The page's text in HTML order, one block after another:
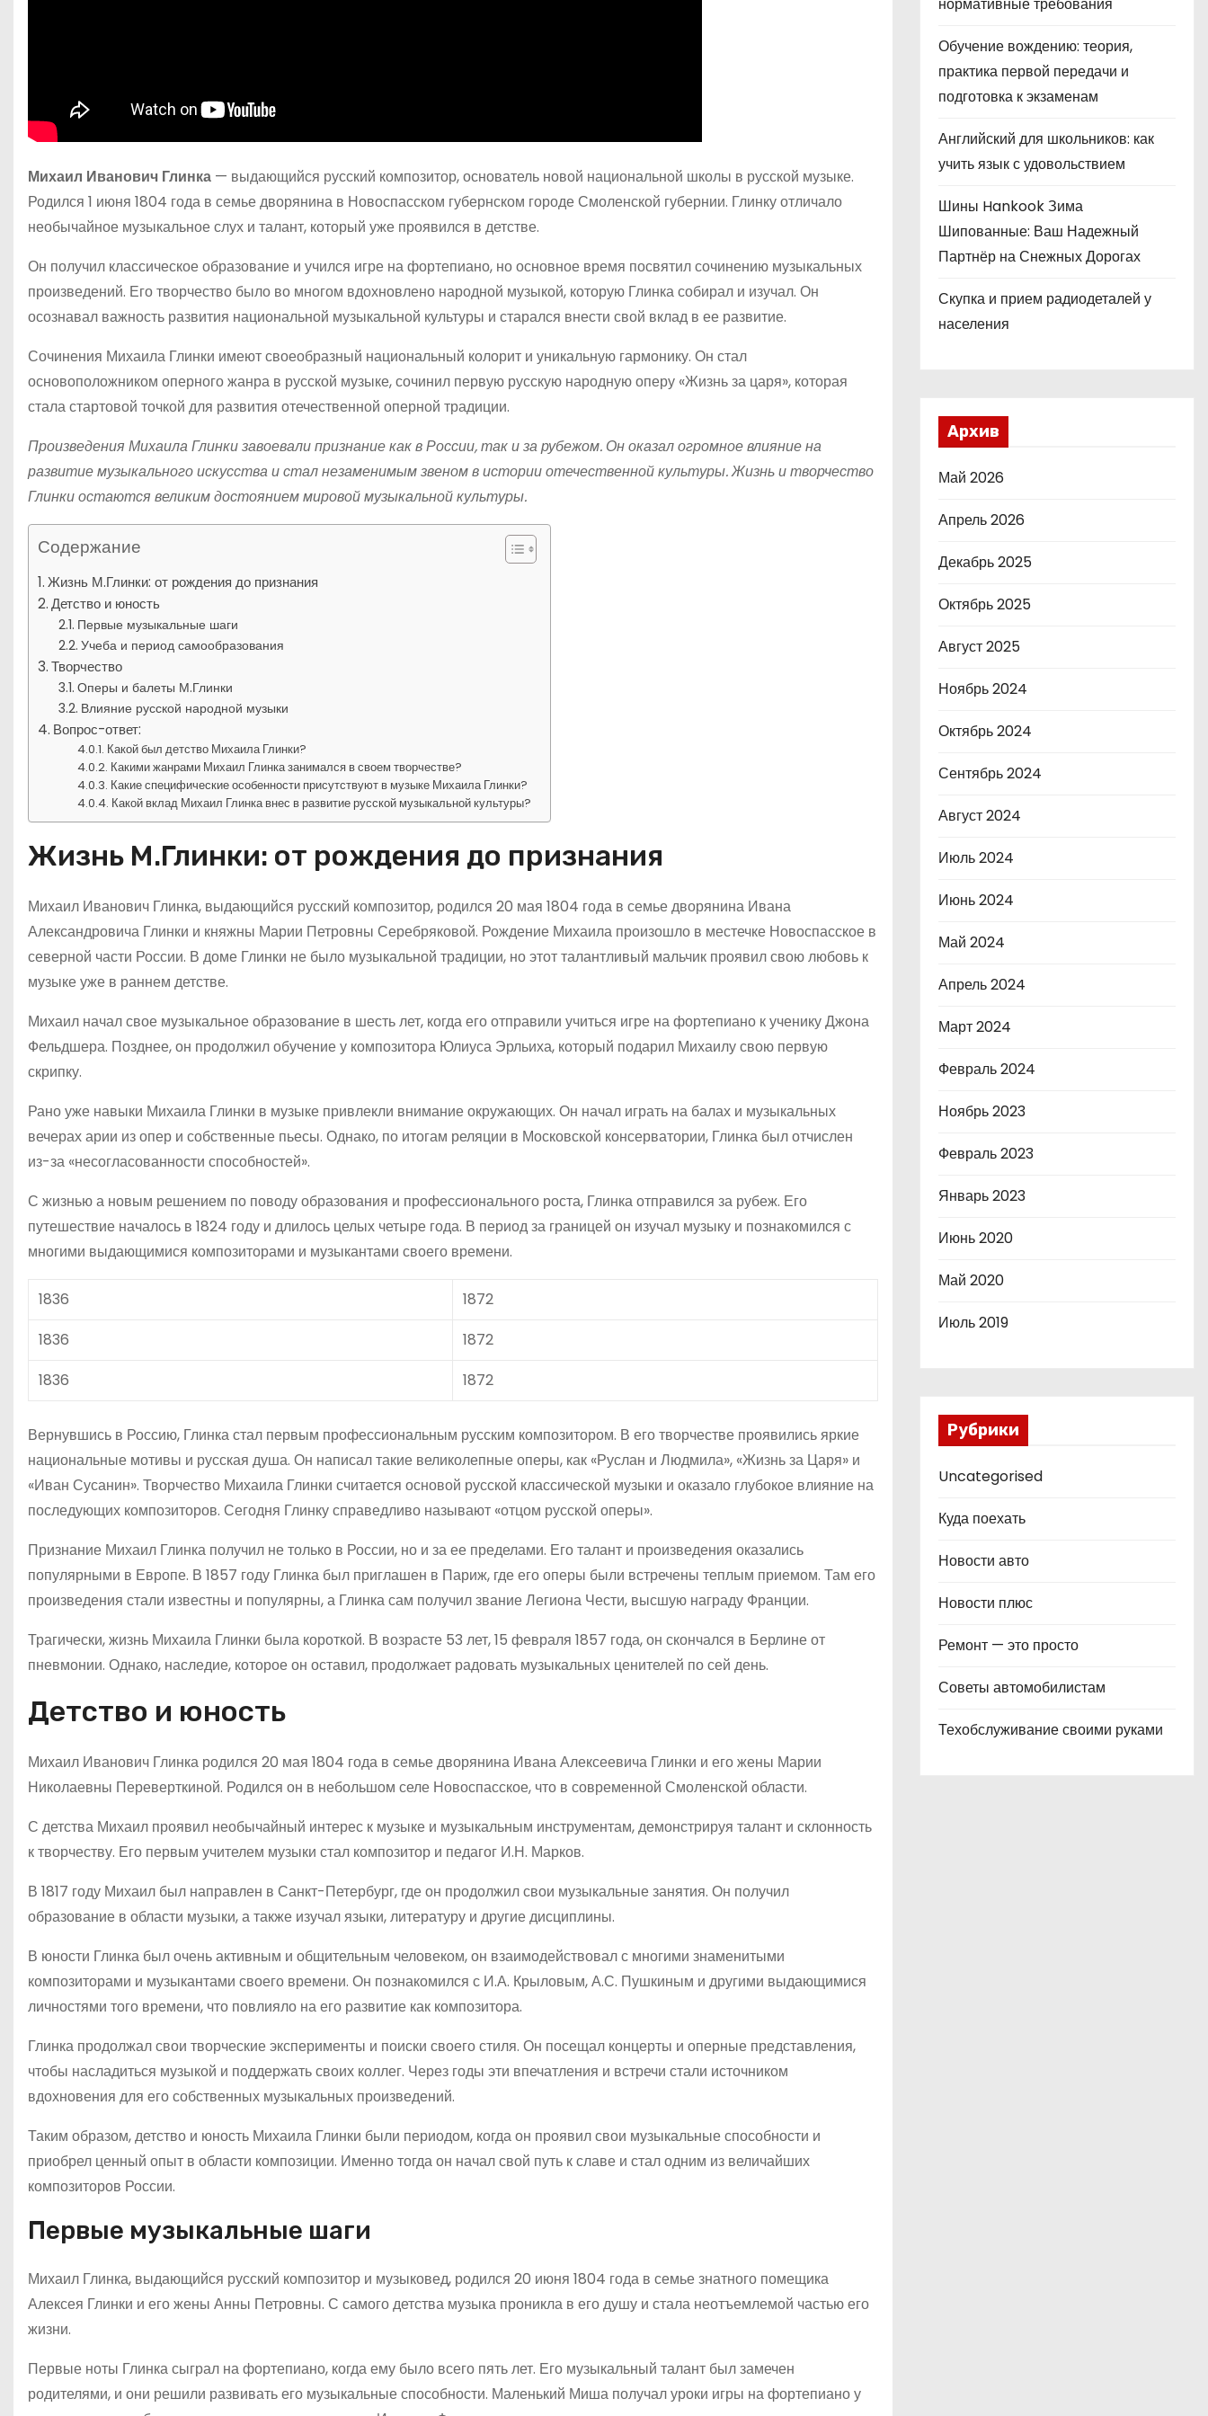
Михаил Иванович Глинка — выдающийся русский композитор, основатель новой национальной школы в русской музыке.
Родился 1 июня 1804 года в семье дворянина в Новоспасском губернском городе Смоленской губернии. Глинку отличало
необычайное музыкальное слух и талант, который уже проявился в детстве.
Он получил классическое образование и учился игре на фортепиано, но основное время посвятил сочинению музыкальных
произведений. Его творчество было во многом вдохновлено народной музыкой, которую Глинка собирал и изучал. Он
осознавал важность развития национальной музыкальной культуры и старался внести свой вклад в ее развитие.
Сочинения Михаила Глинки имеют своеобразный национальный колорит и уникальную гармонику. Он стал
основоположником оперного жанра в русской музыке, сочинил первую русскую народную оперу «Жизнь за царя», которая
стала стартовой точкой для развития отечественной оперной традиции.
Произведения Михаила Глинки завоевали признание как в России, так и за рубежом. Он оказал огромное влияние на
развитие музыкального искусства и стал незаменимым звеном в истории отечественной культуры. Жизнь и творчество
Глинки остаются великим достоянием мировой музыкальной культуры.
Содержание
Жизнь М.Глинки: от рождения до признания
Детство и юность
Первые музыкальные шаги
Учеба и период самообразования
Творчество
Оперы и балеты М.Глинки
Влияние русской народной музыки
Вопрос-ответ:
Какой был детство Михаила Глинки?
Какими жанрами Михаил Глинка занимался в своем творчестве?
Какие специфические особенности присутствуют в музыке Михаила Глинки?
Какой вклад Михаил Глинка внес в развитие русской музыкальной культуры?
Жизнь М.Глинки: от рождения до признания
Михаил Иванович Глинка, выдающийся русский композитор, родился 20 мая 1804 года в семье дворянина Ивана
Александровича Глинки и княжны Марии Петровны Серебряковой. Рождение Михаила произошло в местечке Новоспасское в
северной части России. В доме Глинки не было музыкальной традиции, но этот талантливый мальчик проявил свою любовь к
музыке уже в раннем детстве.
Михаил начал свое музыкальное образование в шесть лет, когда его отправили учиться игре на фортепиано к ученику Джона
Фельдшера. Позднее, он продолжил обучение у композитора Юлиуса Эрльиха, который подарил Михаилу свою первую
скрипку.
Рано уже навыки Михаила Глинки в музыке привлекли внимание окружающих. Он начал играть на балах и музыкальных
вечерах арии из опер и собственные пьесы. Однако, по итогам реляции в Московской консерватории, Глинка был отчислен
из-за «несогласованности способностей».
С жизнью а новым решением по поводу образования и профессионального роста, Глинка отправился за рубеж. Его
путешествие началось в 1824 году и длилось целых четыре года. В период за границей он изучал музыку и познакомился с
многими выдающимися композиторами и музыкантами своего времени.
1836
1872
1836
1872
1836
1872
Вернувшись в Россию, Глинка стал первым профессиональным русским композитором. В его творчестве проявились яркие
национальные мотивы и русская душа. Он написал такие великолепные оперы, как «Руслан и Людмила», «Жизнь за Царя» и
«Иван Сусанин». Творчество Михаила Глинки считается основой русской классической музыки и оказало глубокое влияние на
последующих композиторов. Сегодня Глинку справедливо называют «отцом русской оперы».
Признание Михаил Глинка получил не только в России, но и за ее пределами. Его талант и произведения оказались
популярными в Европе. В 1857 году Глинка был приглашен в Париж, где его оперы были встречены теплым приемом. Там его
произведения стали известны и популярны, а Глинка сам получил звание Легиона Чести, высшую награду Франции.
Трагически, жизнь Михаила Глинки была короткой. В возрасте 53 лет, 15 февраля 1857 года, он скончался в Берлине от
пневмонии. Однако, наследие, которое он оставил, продолжает радовать музыкальных ценителей по сей день.
Детство и юность
Михаил Иванович Глинка родился 20 мая 1804 года в семье дворянина Ивана Алексеевича Глинки и его жены Марии
Николаевны Переверткиной. Родился он в небольшом селе Новоспасское, что в современной Смоленской области.
С детства Михаил проявил необычайный интерес к музыке и музыкальным инструментам, демонстрируя талант и склонность
к творчеству. Его первым учителем музыки стал композитор и педагог И.Н. Марков.
В 1817 году Михаил был направлен в Санкт-Петербург, где он продолжил свои музыкальные занятия. Он получил
образование в области музыки, а также изучал языки, литературу и другие дисциплины.
В юности Глинка был очень активным и общительным человеком, он взаимодействовал с многими знаменитыми
композиторами и музыкантами своего времени. Он познакомился с И.А. Крыловым, А.С. Пушкиным и другими выдающимися
личностями того времени, что повлияло на его развитие как композитора.
Глинка продолжал свои творческие эксперименты и поиски своего стиля. Он посещал концерты и оперные представления,
чтобы насладиться музыкой и поддержать своих коллег. Через годы эти впечатления и встречи стали источником
вдохновения для его собственных музыкальных произведений.
Таким образом, детство и юность Михаила Глинки были периодом, когда он проявил свои музыкальные способности и
приобрел ценный опыт в области композиции. Именно тогда он начал свой путь к славе и стал одним из величайших
композиторов России.
Первые музыкальные шаги
Михаил Глинка, выдающийся русский композитор и музыковед, родился 20 июня 1804 года в семье знатного помещика
Алексея Глинки и его жены Анны Петровны. С самого детства музыка проникла в его душу и стала неотъемлемой частью его
жизни.
Первые ноты Глинка сыграл на фортепиано, когда ему было всего пять лет. Его музыкальный талант был замечен
родителями, и они решили развивать его музыкальные способности. Маленький Миша получал уроки игры на фортепиано у
Обучение вождению: теория,
практика первой передачи и
подготовка к экзаменам
Английский для школьников: как
учить язык с удовольствием
Шины Hankook Зима
Шипованные: Ваш Надежный
Партнёр на Снежных Дорогах
Скупка и прием радиодеталей у
населения
Архив
Май 2026
Апрель 2026
Декабрь 2025
Октябрь 2025
Август 2025
Ноябрь 2024
Октябрь 2024
Сентябрь 2024
Август 2024
Июль 2024
Июнь 2024
Май 2024
Апрель 2024
Март 2024
Февраль 2024
Ноябрь 2023
Февраль 2023
Январь 2023
Июнь 2020
Май 2020
Июль 2019
Рубрики
Uncategorised
Куда поехать
Новости авто
Новости плюс
Ремонт — это просто
Советы автомобилистам
Техобслуживание своими руками